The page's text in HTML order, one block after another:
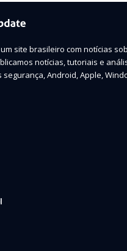
site brasileiro com notícias
notícias, tutoriais e
Android, Apple,